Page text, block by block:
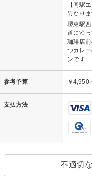
【同駅
異なりま
堺東駅
道に沿
珈琲店
つカレ
ンです
参考予算 ￥4,950
支払方法
不適切